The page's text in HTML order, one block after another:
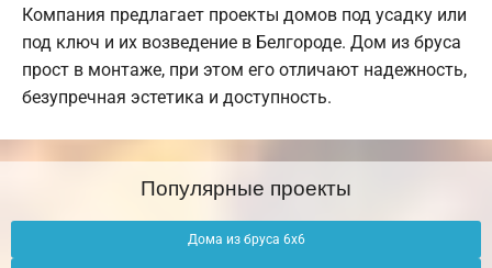
Компания предлагает проекты домов под усадку или
под ключ и их возведение в Белгороде. Дом из бруса
прост в монтаже, при этом его отличают надежность,
безупречная эстетика и доступность.
Популярные проекты
Дома из бруса 6х6